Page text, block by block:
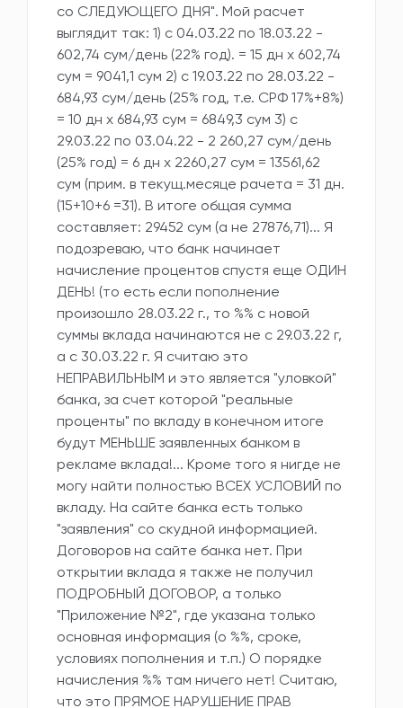
со СЛЕДУЮЩЕГО ДНЯ". Мой расчет
выглядит так: 1) с 04.03.22 по 18.03.22 -
602,74 сум/день (22% год). = 15 дн х 602,74
сум = 9041,1 сум 2) с 19.03.22 по 28.03.22 -
684,93 сум/день (25% год, т.е. СРФ 17%+8%)
= 10 дн х 684,93 сум = 6849,3 сум 3) с
29.03.22 по 03.04.22 - 2 260,27 сум/день
(25% год) = 6 дн х 2260,27 сум = 13561,62
сум (прим. в текущ.месяце рачета = 31 дн.
(15+10+6 =31). В итоге общая сумма
составляет: 29452 сум (а не 27876,71)... Я
подозреваю, что банк начинает
начисление процентов спустя еще ОДИН
ДЕНЬ! (то есть если пополнение
произошло 28.03.22 г., то %% с новой
суммы вклада начинаются не с 29.03.22 г,
а с 30.03.22 г. Я считаю это
НЕПРАВИЛЬНЫМ и это является "уловкой"
банка, за счет которой "реальные
проценты" по вкладу в конечном итоге
будут МЕНЬШЕ заявленных банком в
рекламе вклада!... Кроме того я нигде не
могу найти полностью ВСЕХ УСЛОВИЙ по
вкладу. На сайте банка есть только
"заявления" со скудной информацией.
Договоров на сайте банка нет. При
открытии вклада я также не получил
ПОДРОБНЫЙ ДОГОВОР, а только
"Приложение №2", где указана только
основная информация (о %%, сроке,
условиях пополнения и т.п.) О порядке
начисления %% там ничего нет! Считаю,
что это ПРЯМОЕ НАРУШЕНИЕ ПРАВ